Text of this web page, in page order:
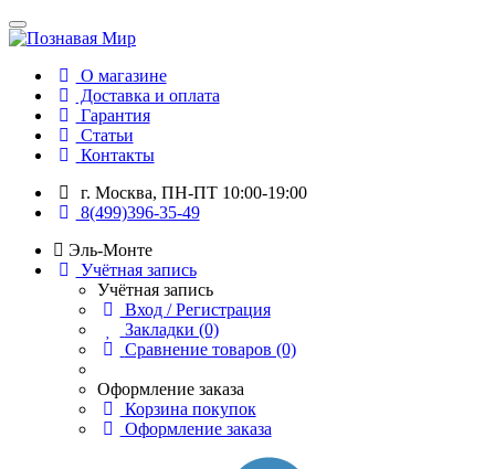
О магазине
Доставка и оплата
Гарантия
Статьи
Контакты
г. Москва, ПН-ПТ 10:00-19:00
8(499)396-35-49
Эль-Монте
Учётная запись
Учётная запись
Вход / Регистрация
Закладки (0)
Сравнение товаров (0)
Оформление заказа
Корзина покупок
Оформление заказа